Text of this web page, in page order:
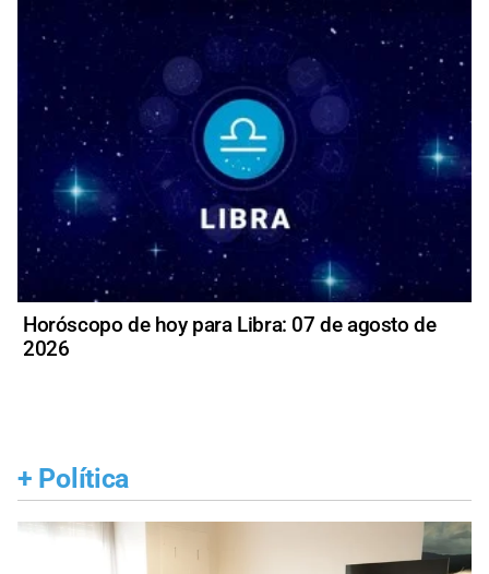
Horóscopo de hoy para Libra: 07 de agosto de
2026
+ Política